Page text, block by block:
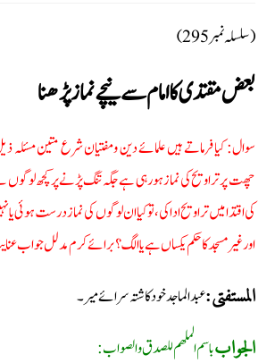
(سلسلہ نمبر 295)
بعض مقتدی کا امام سے نیچے نماز پڑھنا
سوال: کیا فرماتے ہیں علمائے دین ومفتیان شرع متین
چھت پر تراویح کی نماز ہو رہی ہے جگہ تنگ پڑنے پر کچھ لوگوں
کی اقتدا میں تراویح ادا کی، تو کیا ان لوگوں کی نماز درست ہوئی
اور غیر مسجد کا حکم یکساں ہے یا الگ؟ برائے کرم مدلل جواب
المستفتی:عبد الماجد خود کاشتہ سرائے میر۔
الجوابباسم الملھم للصدق والصواب: